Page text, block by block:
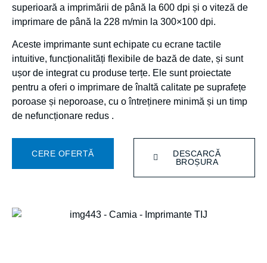
superioară a imprimării de până la 600 dpi și o viteză de
imprimare de până la 228 m/min la 300×100 dpi.
Aceste imprimante sunt echipate cu ecrane tactile
intuitive, funcționalități flexibile de bază de date, și sunt
ușor de integrat cu produse terțe. Ele sunt proiectate
pentru a oferi o imprimare de înaltă calitate pe suprafețe
poroase și neporoase, cu o întreținere minimă și un timp
de nefuncționare redus .
CERE OFERTĂ
DESCARCĂ
BROȘURA